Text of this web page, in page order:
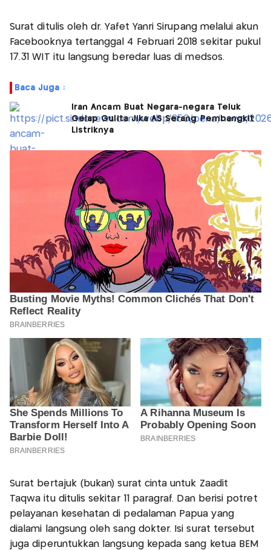
Surat ditulis oleh dr. Yafet Yanri Sirupang melalui akun
Facebooknya tertanggal 4 Februari 2018 sekitar pukul
17.31 WIT itu langsung beredar luas di medsos.
Baca Juga :
Iran Ancam Buat Negara-negara Teluk
Gelap Gulita Jika AS Serang Pembangkit
Listriknya
Surat bertajuk (bukan) surat cinta untuk Zaadit
Taqwa itu ditulis sekitar 11 paragraf. Dan berisi potret
pelayanan kesehatan di pedalaman Papua yang
dialami langsung oleh sang dokter. Isi surat tersebut
juga diperuntukkan langsung kepada sang ketua BEM